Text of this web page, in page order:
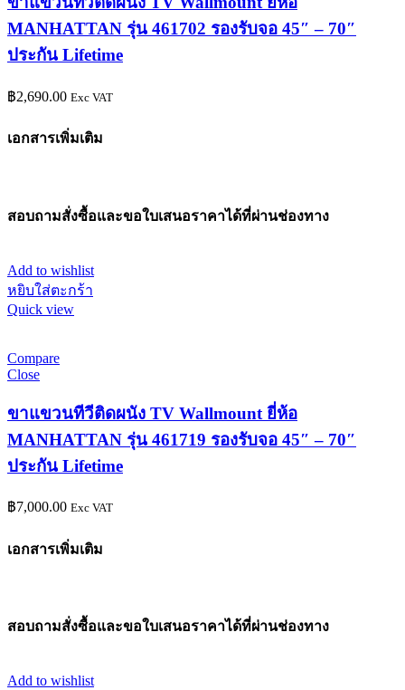
MANHATTAN รุ่น 461702 รองรับจอ 45″ – 70″
ประกัน Lifetime
฿2,690.00 Exc VAT
เอกสารเพิ่มเติม
สอบถามสั่งซื้อและขอใบเสนอราคาได้ที่ผ่านช่องทาง
Add to wishlist
หยิบใส่ตะกร้า
Quick view
Compare
Close
ขาแขวนทีวีติดผนัง TV Wallmount ยี่ห้อ
MANHATTAN รุ่น 461719 รองรับจอ 45″ – 70″
ประกัน Lifetime
฿7,000.00 Exc VAT
เอกสารเพิ่มเติม
สอบถามสั่งซื้อและขอใบเสนอราคาได้ที่ผ่านช่องทาง
Add to wishlist